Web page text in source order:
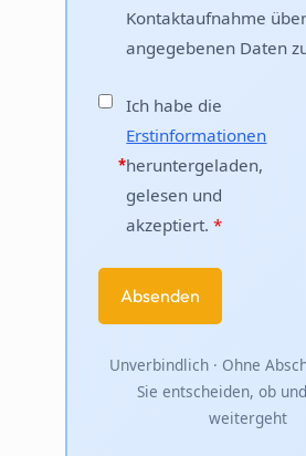
Kontaktaufnahme
angegebenen Daten
*
Ich habe die
Erstinformationen
heruntergeladen,
gelesen und
akzeptiert.*
Unverbindlich · Ohne
Sie entscheiden, ob
weitergeht